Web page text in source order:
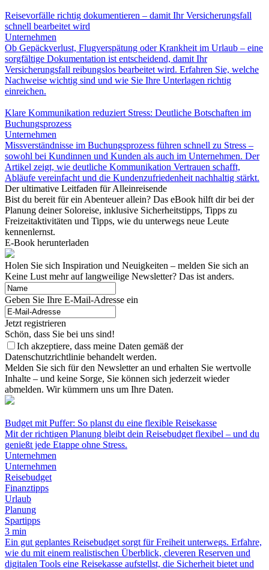
Reisevorfälle richtig dokumentieren – damit Ihr Versicherungsfall
schnell bearbeitet wird
Unternehmen
Ob Gepäckverlust, Flugverspätung oder Krankheit im Urlaub – eine
sorgfältige Dokumentation ist entscheidend, damit Ihr
Versicherungsfall reibungslos bearbeitet wird. Erfahren Sie, welche
Nachweise wichtig sind und wie Sie Ihre Unterlagen richtig
einreichen.
Klare Kommunikation reduziert Stress: Deutliche Botschaften im
Buchungsprozess
Unternehmen
Missverständnisse im Buchungsprozess führen schnell zu Stress –
sowohl bei Kundinnen und Kunden als auch im Unternehmen. Der
Artikel zeigt, wie deutliche Kommunikation Vertrauen schafft,
Abläufe vereinfacht und die Kundenzufriedenheit nachhaltig stärkt.
Der ultimative Leitfaden für Alleinreisende
Bist du bereit für ein Abenteuer allein? Das eBook hilft dir bei der
Planung deiner Soloreise, inklusive Sicherheitstipps, Tipps zu
Freizeitaktivitäten und Tipps, wie du unterwegs neue Leute
kennenlernst.
E-Book herunterladen
Holen Sie sich Inspiration und Neuigkeiten – melden Sie sich an
Keine Lust mehr auf langweilige Newsletter? Das ist anders.
Geben Sie Ihre E-Mail-Adresse ein
Jetzt registrieren
Schön, dass Sie bei uns sind!
Ich akzeptiere, dass meine Daten gemäß der
Datenschutzrichtlinie behandelt werden.
Melden Sie sich für den Newsletter an und erhalten Sie wertvolle
Inhalte – und keine Sorge, Sie können sich jederzeit wieder
abmelden. Wir kümmern uns um Ihre Daten.
Budget mit Puffer: So planst du eine flexible Reisekasse
Mit der richtigen Planung bleibt dein Reisebudget flexibel – und du
genießt jede Etappe ohne Stress.
Unternehmen
Unternehmen
Reisebudget
Finanztipps
Urlaub
Planung
Spartipps
3 min
Ein gut geplantes Reisebudget sorgt für Freiheit unterwegs. Erfahre,
wie du mit einem realistischen Überblick, cleveren Reserven und
digitalen Tools eine Reisekasse aufstellst, die Sicherheit bietet und